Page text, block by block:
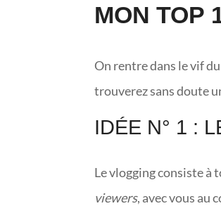
MON TOP
On rentre dans le vif
trouverez sans doute
IDÉE N° 1 :
Le vlogging consiste à
viewers, avec vous au